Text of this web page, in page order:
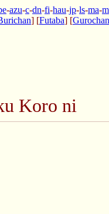
-azu-c-dn-fi-hau-jp-ls-ma-
] [Futaba] [Gurochan
Koro ni